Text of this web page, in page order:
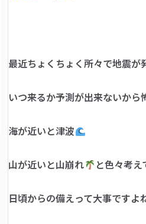
最近ちょくちょく所々で地震が
いつ来るか予測が出来ないから
海が近いと津波
山が近いと山崩れ と色々考え
日頃からの備えって大事ですよ